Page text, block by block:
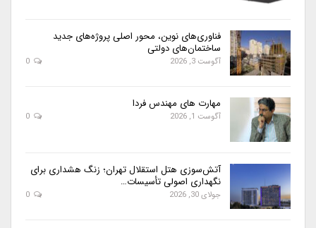
فناوری‌های نوین، محور اصلی پروژه‌های جدید
ساختمان‌های دولتی
آگوست 3, 2026
مهارت های مهندس فردا
آگوست 1, 2026
آتش‌سوزی هتل استقلال تهران؛ زنگ هشداری برای
نگهداری اصولی تأسیسات…
جولای 30, 2026